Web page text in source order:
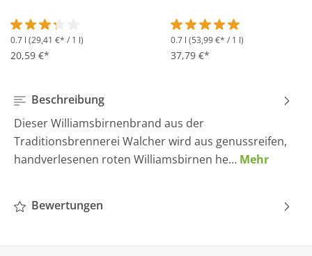
Durchschnittliche Bewertung von 3.2 von 5 Sternen
0.7 l (29,41 €* / 1 l)
20,59 €*
Durchschnittliche
0.7 l (53,99 €* / 1 l)
37,79 €*
Beschreibung
Dieser Williamsbirnenbrand aus der
Traditionsbrennerei Walcher wird aus genussreifen,
handverlesenen roten Williamsbirnen he… Mehr
Bewertungen